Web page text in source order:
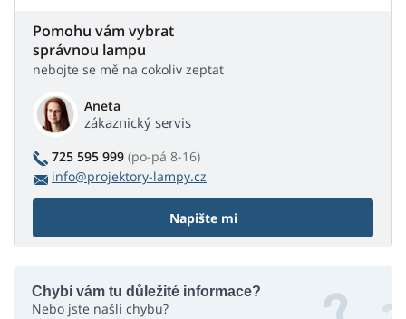
Pomohu vám vybrat
správnou lampu
nebojte se mě na cokoliv zeptat
Aneta
zákaznický servis
725 595 999 (po-pá 8-16)
info@projektory-lampy.cz
Napište mi
Chybí vám tu důležité informace?
Nebo jste našli chybu?